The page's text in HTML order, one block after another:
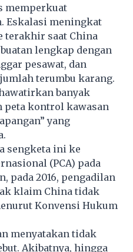
memperkuat
Eskalasi meningkat
terakhir saat China
lengkap dengan
pesawat, dan
terumbu karang.
banyak
peta kontrol kawasan
yang
sengketa ini ke
(PCA) pada
pada 2016, pengadilan
klaim China tidak
Konvensi Hukum
menyatakan tidak
Akibatnya, hingga